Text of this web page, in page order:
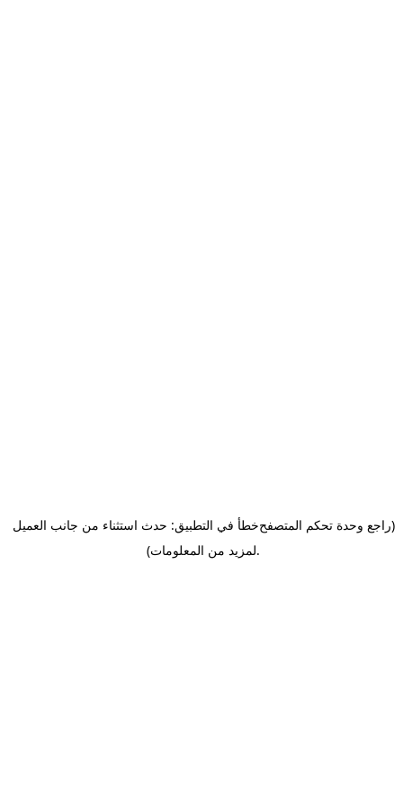
خطأ في التطبيق: حدث استثناء من جانب العميل(راجع وحدة تحكم المتصفح
لمزيد من المعلومات).